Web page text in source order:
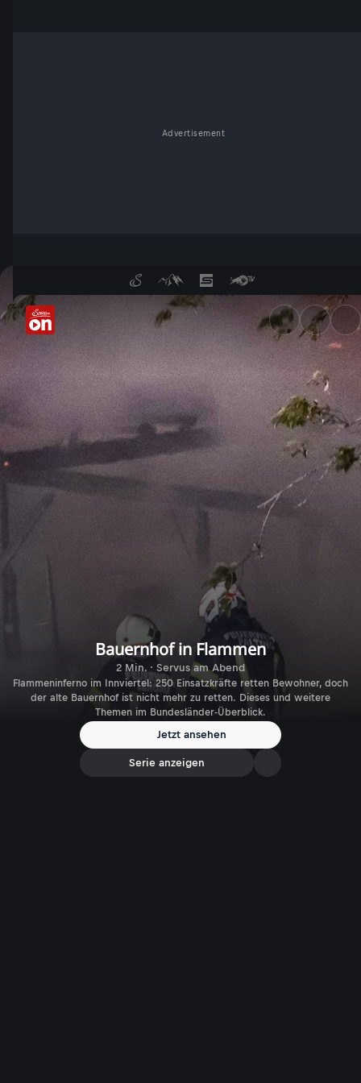
Advertisement
Großbrand in Lochen:
Bauernhof in Flammen
2 Min. · Servus am Abend
Flammeninferno im Innviertel: 250 Einsatzkräfte retten Bewohner, doch
der alte Bauernhof ist nicht mehr zu retten. Dieses und weitere
Themen im Bundesländer-Überblick.
Jetzt ansehen
Serie anzeigen